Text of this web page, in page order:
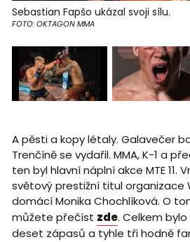
Sebastian Fapšo ukázal svoji sílu.
FOTO: OKTAGON MMA
A pěsti a kopy létaly. Galavečer
Trenčíně se vydařil. MMA, K-1 a
ten byl hlavní náplní akce MTE 11.
světový prestižní titul organizace
domácí Monika Chochlíková. O
můžete přečíst zde. Celkem
deset zápasů a tyhle tři hodně